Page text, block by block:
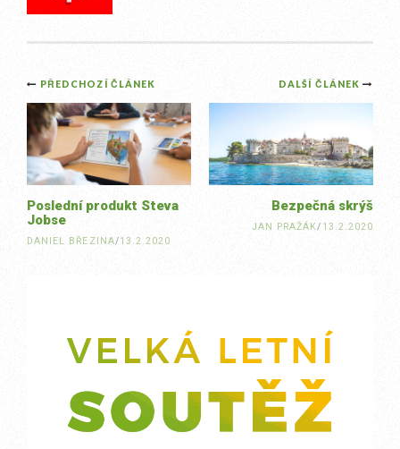
Post
navigation
DALŠÍ ČLÁNEK
Bezpečná skrýš
JAN PRAŽÁK/ 13.2.2020
PŘEDCHOZÍ ČLÁNEK
Poslední produkt Steva
Jobse
DANIEL BŘEZINA/13.2.2020